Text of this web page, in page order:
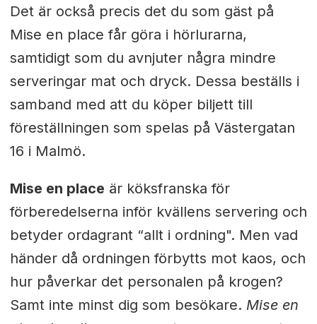
Det är också precis det du som gäst på
Mise en place får göra i hörlurarna,
samtidigt som du avnjuter några mindre
serveringar mat och dryck. Dessa beställs i
samband med att du köper biljett till
föreställningen som spelas på Västergatan
16 i Malmö.
Mise en place är köksfranska för
förberedelserna inför kvällens servering och
betyder ordagrant “allt i ordning". Men vad
händer då ordningen förbytts mot kaos, och
hur påverkar det personalen på krogen?
Samt inte minst dig som besökare. Mise en